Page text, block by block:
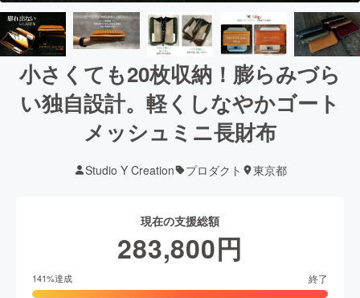
小さくても20枚収納！膨らみづら
い独自設計。軽くしなやかゴート
メッシュミニ長財布
Studio Y Creation プロダクト 東京都
現在の支援総額
283,800円
141%達成 終了